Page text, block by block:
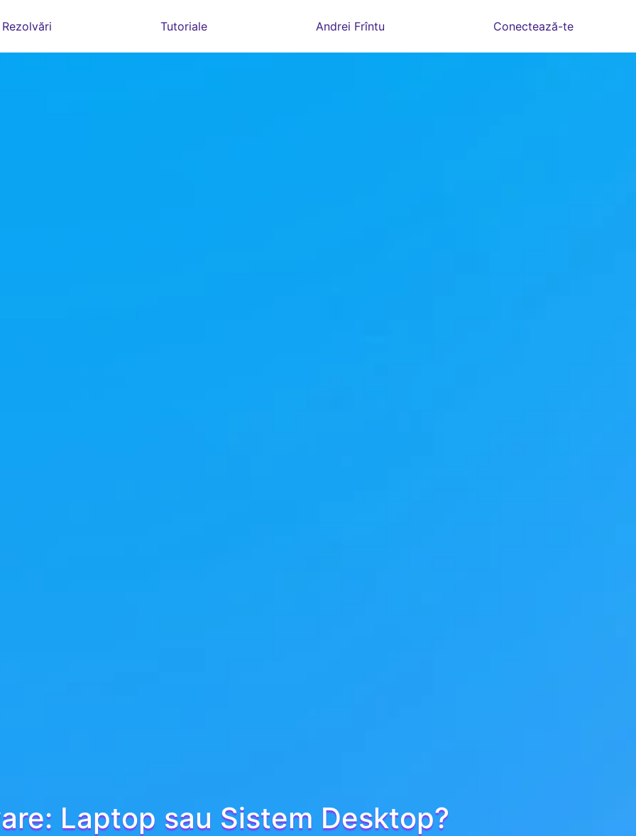
Rezolvări Tutoriale Andrei Frîntu Conectează-te
Laptop sau Sistem Desktop?